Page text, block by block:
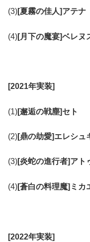
(3)[夏霧の佳人]アテナ
(4)[月下の魔宴]ベレヌ
[2021年実装]
(1)[邂逅の戦塵]セト
(2)[鼎の劫愛]エレシュ
(3)[炎蛇の進行者]アト
(4)[蒼白の料理魔]ミカ
[2022年実装]